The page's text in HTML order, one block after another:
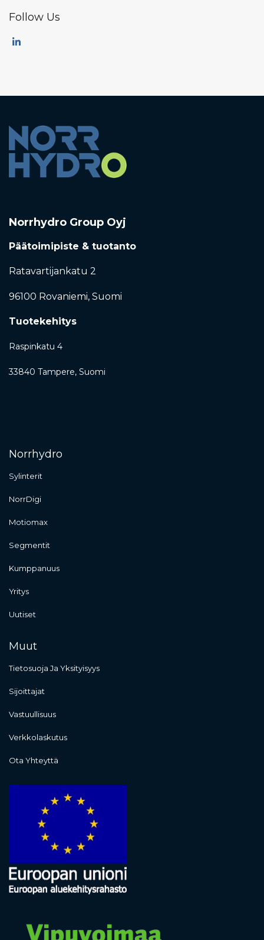
Follow Us
Norrhydro Group Oyj
Päätoimipiste & tuotanto
Ratavartijankatu 2
96100 Rovaniemi, Suomi
Tuotekehitys
Raspinkatu 4
33840 Tampere, Suomi
Norrhydro
Sylinterit
NorrDigi
Motiomax
Segmentit
Kumppanuus
Yritys
Uutiset
Muut
Tietosuoja Ja Yksityisyys
Sijoittajat
Vastuullisuus
Verkkolaskutus
Ota Yhteyttä